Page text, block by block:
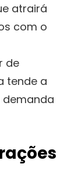
atrairá
com o
de
tende a
demanda